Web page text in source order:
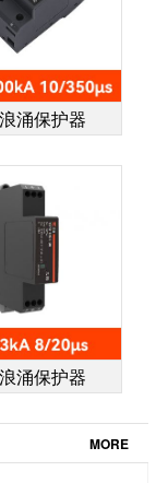
涌保护器
涌保护器
MORE